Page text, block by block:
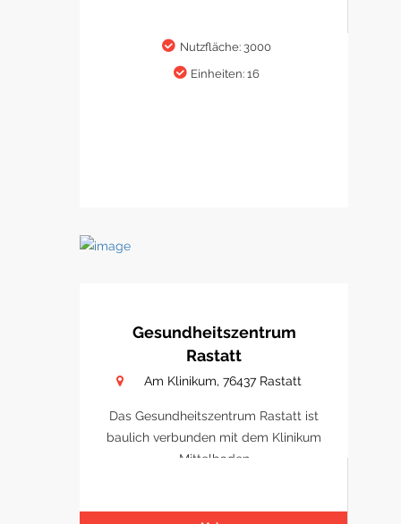
Nutzfläche: 3000
Einheiten: 16
Gesundheitszentrum
Rastatt
Am Klinikum, 76437 Rastatt
Das Gesundheitszentrum Rastatt ist
baulich verbunden mit dem Klinikum
Mittelbaden